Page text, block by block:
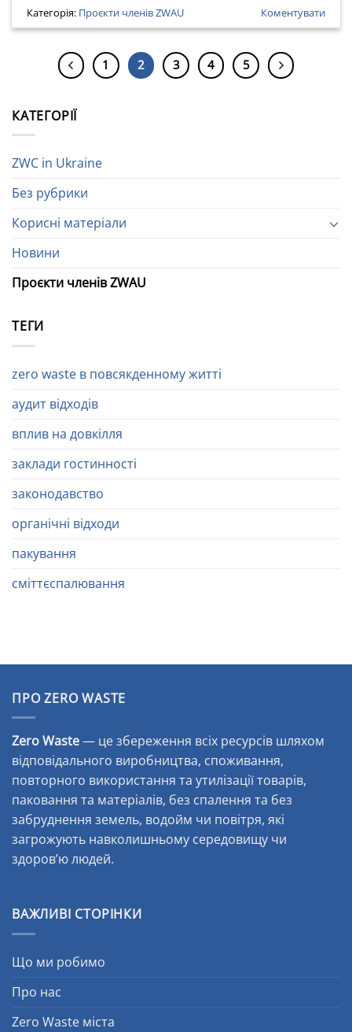
Категорія: Проєкти членів ZWAU Коментувати
1 2 3 4 5
КАТЕГОРІЇ
ZWC in Ukraine
Без рубрики
Корисні матеріали
Новини
Проєкти членів ZWAU
ТЕГИ
zero waste в повсякденному житті
аудит відходів
вплив на довкілля
заклади гостинності
законодавство
органічні відходи
пакування
сміттєспалювання
ПРО ZERO WASTE
Zero Waste— це збереження всіх ресурсів шляхом
відповідального виробництва, споживання,
повторного використання та утилізації товарів,
паковання та матеріалів, без спалення та без
забруднення земель, водойм чи повітря, які
загрожують навколишньому середовищу чи
здоров’ю людей.
ВАЖЛИВІ СТОРІНКИ
Що ми робимо
Про нас
Zero Waste міста